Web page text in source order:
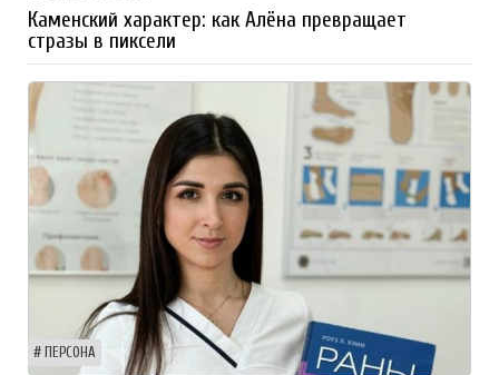
Каменский характер: как Алёна превращает
стразы в пиксели
ПЕРСОНА